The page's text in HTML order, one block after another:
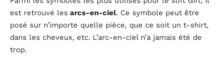
est retrouvé les arcs-en-ciel. Ce symbole peut être
posé sur n’importe quelle pièce, que ce soit un t-shirt,
dans les cheveux, etc. L’arc-en-ciel n’a jamais été de
trop.